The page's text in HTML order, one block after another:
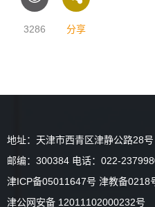
3286 分享
地址：天津市西青区津静公路28号
邮编：300384 电话：022-
津ICP备05011647号 津教备0218
津公网安备 12011102000232号